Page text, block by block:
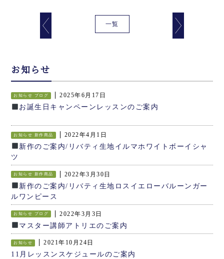
一覧
お知らせ
お知らせ ブログ 2025年6月17日
お誕生日キャンペーンレッスンのご案内
お知らせ 新作商品 2022年4月1日
新作のご案内/リバティ生地イルマホワイトボーイシャ
ツ
お知らせ 新作商品 2022年3月30日
新作のご案内/リバティ生地ロスイエローバルーンガー
ルワンピース
お知らせ ブログ 2022年3月3日
マスター講師アトリエのご案内
お知らせ 2021年10月24日
11月レッスンスケジュールのご案内